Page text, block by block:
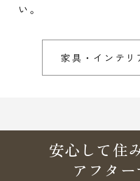
い。
家具・インテリ
安心して住
アフタ